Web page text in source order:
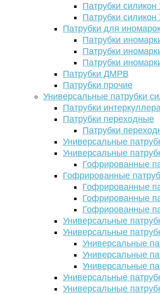
Патрубки силикон
Патрубки
Патрубки для
Патрубки
Патрубки
Патрубки
Патрубки ДМРВ
Патрубки прочие
Универсальные патрубки
Патрубки
Патрубки переходные
Патрубки
Универсальные
Универсальные
Гофрированные
Гофрированные
Гофрированные
Гофрированные
Гофрированные
Универсальные
Универсальные
Универсальные
Универсальные
Универсальные
Универсальные
Универсальные